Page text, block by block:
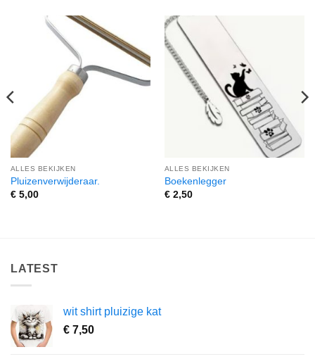
ALLES BEKIJKEN
Pluizenverwijderaar.
€5,00
ALLES BEKIJKEN
Boekenlegger
€2,50
LATEST
wit shirt pluizige kat
€ 7,50